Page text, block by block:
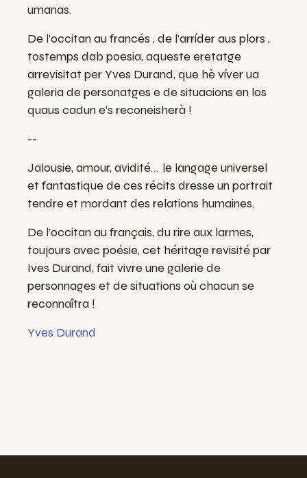
umanas.
De l’occitan au francés , de l’arríder aus plors ,
tostemps dab poesia, aqueste eretatge
arrevisitat per Yves Durand, que hè víver ua
galeria de personatges e de situacions en los
quaus cadune’s reconeisherà !
--
Jalousie, amour, avidité… le langage universel
et fantastique de ces récits dresse un portrait
tendre et mordant des relations humaines.
De l’occitan au français, du rire aux larmes,
toujours avec poésie, cet héritage revisité par
Ives Durand, fait vivre une galerie de
personnages et de situations où chacun se
reconnaîtra !
Yves Durand